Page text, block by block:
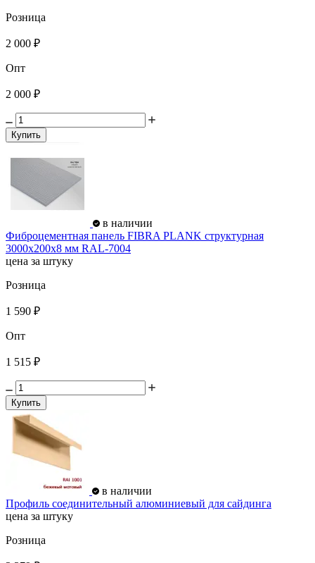
Розница
2 000 ₽
Опт
2 000 ₽
Купить
в наличии
Фиброцементная панель FIBRA PLANK структурная
3000х200х8 мм RAL-7004
цена за штуку
Розница
1 590 ₽
Опт
1 515 ₽
Купить
в наличии
Профиль соединительный алюминиевый для сайдинга
цена за штуку
Розница